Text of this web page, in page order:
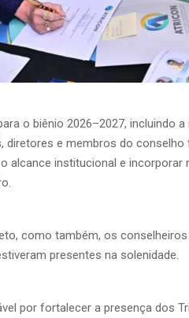
o biênio 2026–2027, incluindo
diretores e membros do conselho
alcance institucional e incorporar
como também, os conselheiros
presentes na solenidade.
por fortalecer a presença dos